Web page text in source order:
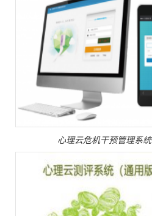
心理云危机干预管理系统